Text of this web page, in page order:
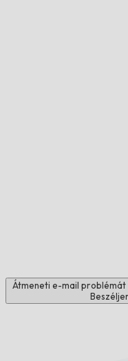
Átmeneti e-mail problémát